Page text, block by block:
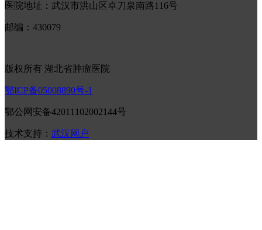
医院地址：武汉市洪山区卓刀泉南路116号
邮编：430079
版权所有 湖北省肿瘤医院
鄂ICP备05008890号-1
鄂公网安备42011102002144号
技术支持： 武汉网户